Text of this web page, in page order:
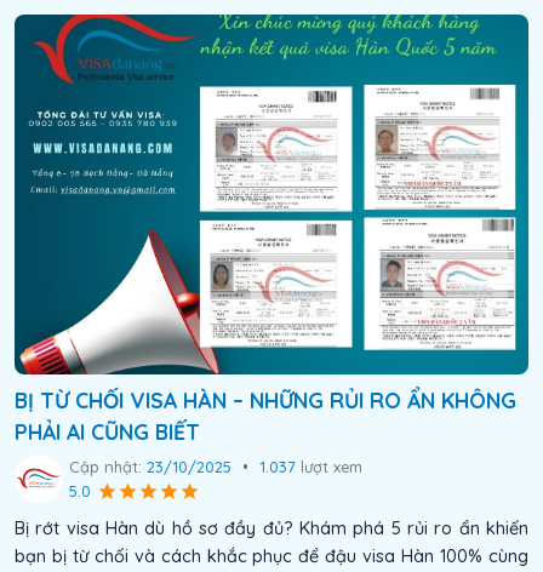
BỊ TỪ CHỐI VISA HÀN – NHỮNG RỦI RO ẨN KHÔNG
PHẢI AI CŨNG BIẾT
Cập nhật: 23/10/2025 • 1.037 lượt xem
5.0
Bị rớt visa Hàn dù hồ sơ đầy đủ? Khám phá 5 rủi ro ẩn khiến
bạn bị từ chối và cách khắc phục để đậu visa Hàn 100% cùng